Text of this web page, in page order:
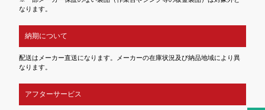
なります。
納期について
配送はメーカー直送になります。メーカーの在庫状況及び納品地域により異
なります。
アフターサービス